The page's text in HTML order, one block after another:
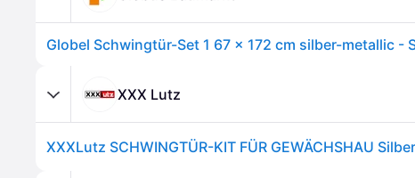
Globel Schwingtür-Set 1 67 x 172 cm silber-metallic -
XXX Lutz